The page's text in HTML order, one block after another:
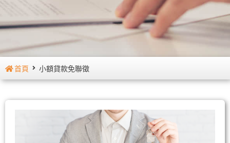
首頁 小額貸款免聯徵